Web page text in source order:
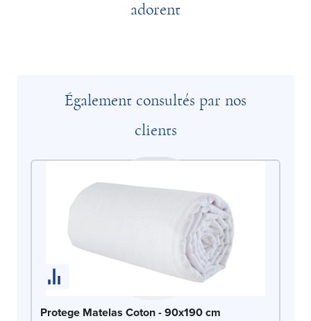
adorent
Également consultés par nos
clients
Protege Matelas Coton - 90x190 cm